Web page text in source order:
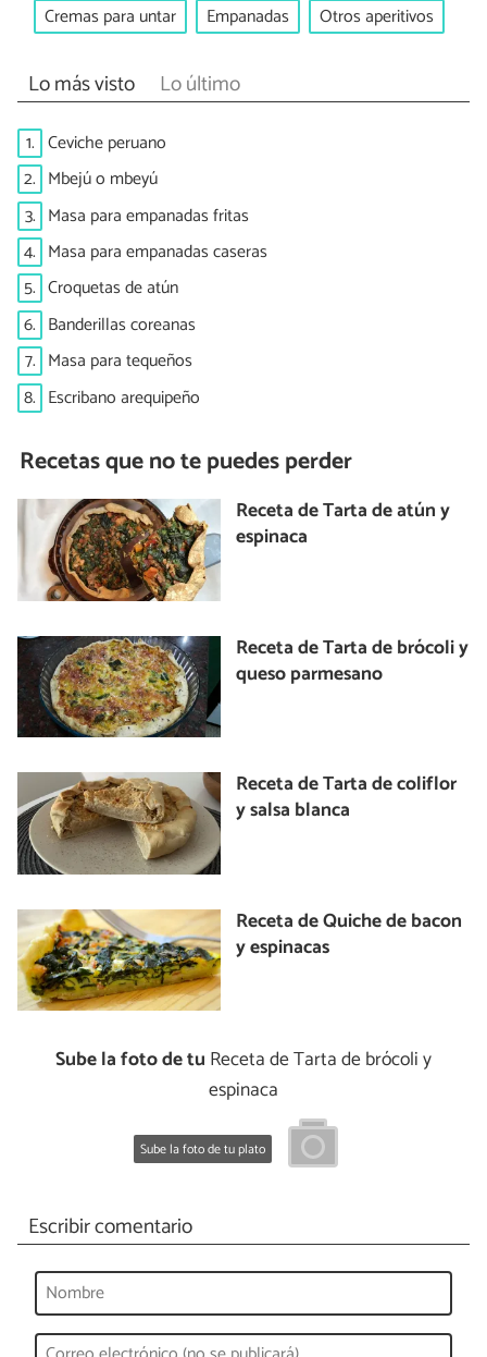
Cremas para untar
Empanadas Otros aperitivos
Lo más visto Lo último
1. Ceviche peruano
2. Mbejú o mbeyú
3. Masa para empanadas fritas
4. Masa para empanadas caseras
5. Croquetas de atún
6. Banderillas coreanas
7. Masa para tequeños
8. Escribano arequipeño
Recetas que no te puedes perder
Receta de Tarta de atún y
espinaca
Receta de Tarta de brócoli y
queso parmesano
Receta de Tarta de coliflor
y salsa blanca
Receta de Quiche de bacon
y espinacas
Sube la foto de tu Receta de Tarta de brócoli y
espinaca
Sube la foto de tu plato
Escribir comentario